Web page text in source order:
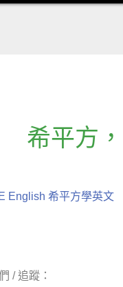
希平方 ，
English 希平方學英文
/ 追蹤：